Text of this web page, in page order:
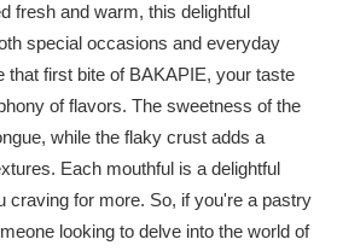
fresh and warm, this delightful
special occasions and everyday
that first bite of BAKAPIE, your taste
of flavors. The sweetness of the
while the flaky crust adds a
Each mouthful is a delightful
craving for more. So, if you're a pastry
looking to delve into the world of